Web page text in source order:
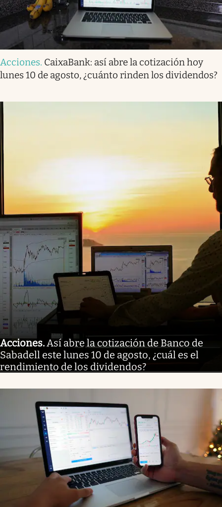
Acciones. CaixaBank: así abre la cotización hoy
lunes 10 de agosto, ¿cuánto rinden los dividendos?
Acciones. Así abre la cotización de Banco de
Sabadell este lunes 10 de agosto, ¿cuál es el
rendimiento de los dividendos?